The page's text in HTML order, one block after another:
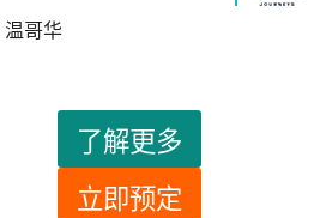
了解更多
立即预定
温哥华